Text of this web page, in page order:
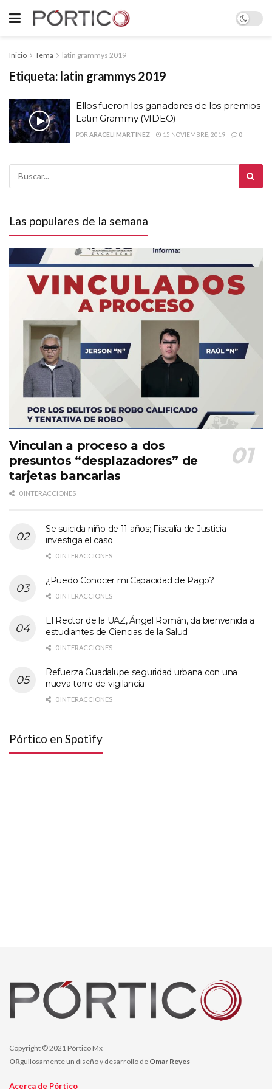
Inicio Tema latin grammys 2019
Etiqueta: latin grammys 2019
Ellos fueron los ganadores de los premios
Latin Grammy (VIDEO)
POR ARACELI MARTINEZ 15 NOVIEMBRE, 2019 0
Las populares de la semana
Vinculan a proceso a dos
presuntos “desplazadores” de
tarjetas bancarias
0 INTERACCIONES
Se suicida niño de 11 años; Fiscalía de Justicia
investiga el caso
0 INTERACCIONES
¿Puedo Conocer mi Capacidad de Pago?
0 INTERACCIONES
El Rector de la UAZ, Ángel Román, da bienvenida a
estudiantes de Ciencias de la Salud
0 INTERACCIONES
Refuerza Guadalupe seguridad urbana con una
nueva torre de vigilancia
0 INTERACCIONES
Pórtico en Spotify
Copyright © 2021 Pórtico Mx
ORgullosamente un diseño y desarrollo de Omar Reyes
Acerca de Pórtico